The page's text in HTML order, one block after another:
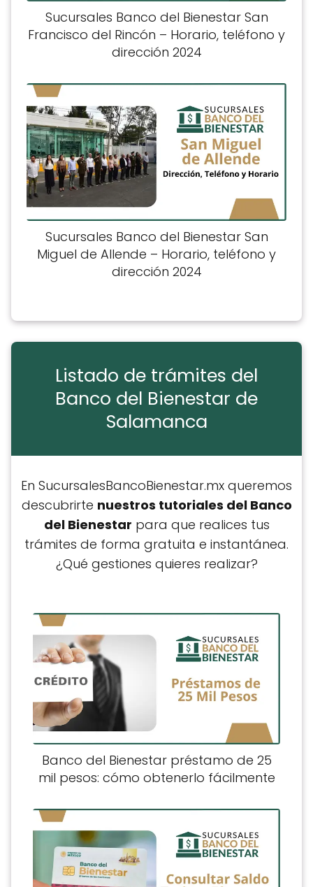
Sucursales Banco del Bienestar San
Francisco del Rincón – Horario, teléfono y
dirección 2024
Sucursales Banco del Bienestar San
Miguel de Allende – Horario, teléfono y
dirección 2024
Listado de trámites del
Banco del Bienestar de
Salamanca
En SucursalesBancoBienestar.mx queremos
descubrirte nuestros tutoriales del Banco
del Bienestar para que realices tus
trámites de forma gratuita e instantánea.
¿Qué gestiones quieres realizar?
Banco del Bienestar préstamo de 25
mil pesos: cómo obtenerlo fácilmente